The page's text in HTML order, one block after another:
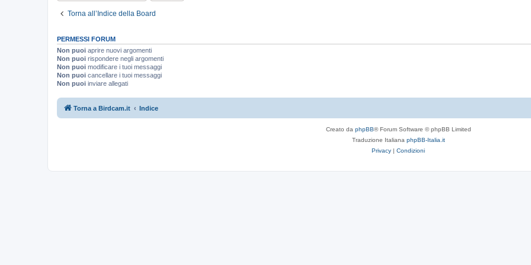
e
s
Torna all’Indice della Board
PERMESSI FORUM
Non puoi aprire nuovi argomenti
Non puoi rispondere negli argomenti
Non puoi modificare i tuoi messaggi
Non puoi cancellare i tuoi messaggi
Non puoi inviare allegati
Torna a Birdcam.it Indice
Creato da phpBB® Forum Software © phpBB Limited
Traduzione Italiana phpBB-Italia.it
Privacy | Condizioni